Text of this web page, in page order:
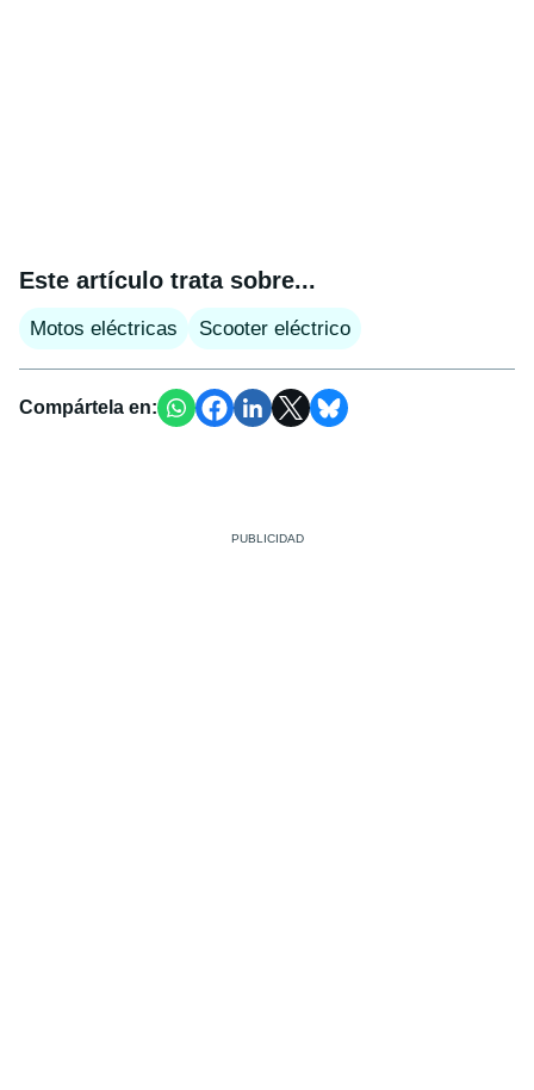
Este artículo trata sobre...
Motos eléctricas Scooter eléctrico
Compártela en: